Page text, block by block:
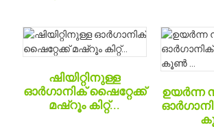
ഷിയിറ്റിനുള്ള
ഓർഗാനിക് ഷൈറ്റേക്ക്
മഷ്റൂം കിറ്റ്...
ഉയർന്ന